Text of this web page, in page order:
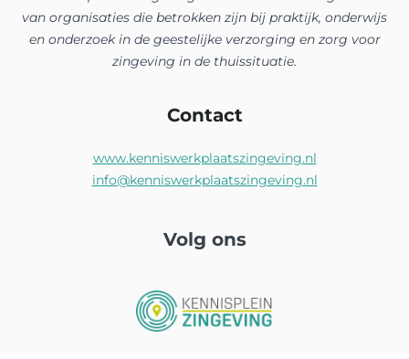
van organisaties die betrokken zijn bij praktijk, onderwijs
en onderzoek in de geestelijke verzorging en zorg voor
zingeving in de thuissituatie.
Contact
www.kenniswerkplaatszingeving.nl
info@kenniswerkplaatszingeving.nl
Volg ons